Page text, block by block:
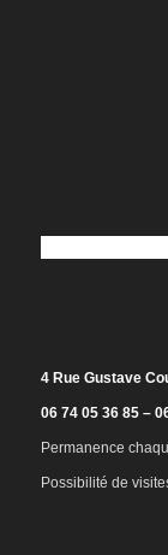
4 Rue Gustave
06 74 05 36 85 –
Permanence
Possibilité de